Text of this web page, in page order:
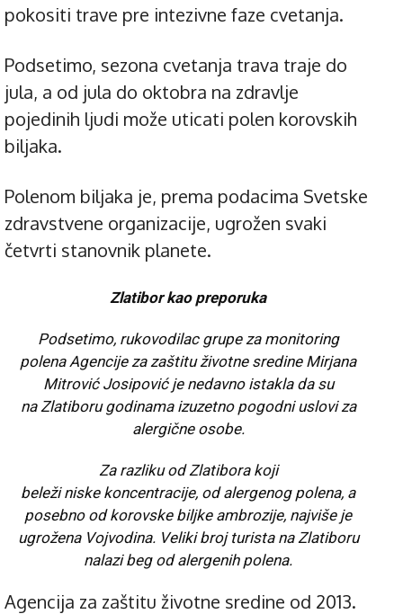
pokositi trave pre intezivne faze cvetanja.
Podsetimo, sezona cvetanja trava traje do
jula, a od jula do oktobra na zdravlje
pojedinih ljudi može uticati polen korovskih
biljaka.
Polenom biljaka je, prema podacima Svetske
zdravstvene organizacije, ugrožen svaki
četvrti stanovnik planete.
Zlatibor kao preporuka
Podsetimo, rukovodilac grupe za monitoring
polena Agencije za zaštitu životne sredine Mirjana
Mitrović Josipović je nedavnoistakla da su
na Zlatiboru godinama izuzetno pogodni uslovi za
alergične osobe.
Za razliku od Zlatibora koji
beležiniskekoncentracije, od alergenog polena, a
posebno od korovske biljke ambrozije, najviše je
ugrožena Vojvodina. Veliki broj turista na Zlatiboru
nalazi beg od alergenih polena.
Agencija za zaštitu životne sredine od 2013.